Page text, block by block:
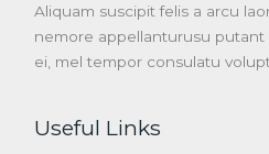
Aliquam suscipit felis a arcu
nemore appellanturusu
ei, mel tempor consulatu
Useful Links